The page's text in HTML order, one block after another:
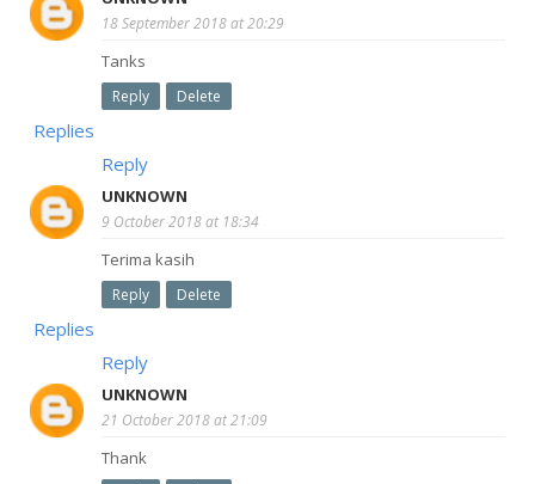
18 September 2018 at 20:29
Tanks
Reply Delete
Replies
Reply
UNKNOWN
9 October 2018 at 18:34
Terima kasih
Reply Delete
Replies
Reply
UNKNOWN
21 October 2018 at 21:09
Thank